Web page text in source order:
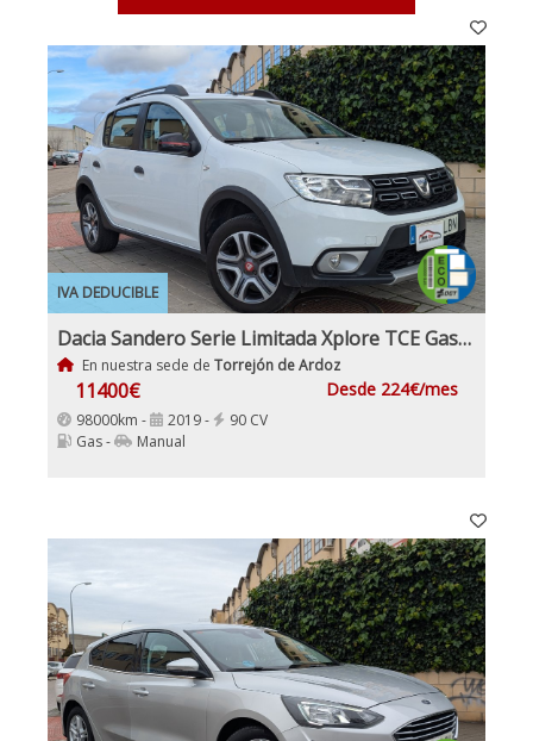
IVA DEDUCIBLE
Dacia Sandero Serie Limitada Xplore TCE Gasolina y GLP
En nuestra sede de Torrejón de Ardoz
11400€ Desde 224€/mes
98000km - 2019 -
90 CV
Gas -
Manual